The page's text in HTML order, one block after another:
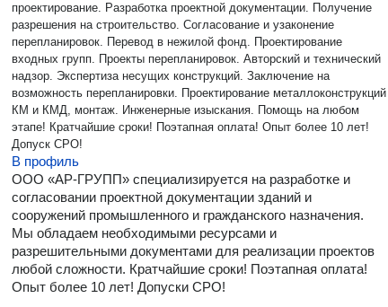
проектирование. Разработка проектной документации. Получение
разрешения на строительство. Согласование и узаконение
перепланировок. Перевод в нежилой фонд. Проектирование
входных групп. Проекты перепланировок. Авторский и технический
надзор. Экспертиза несущих конструкций. Заключение на
возможность перепланировки. Проектирование металлоконструкций
КМ и КМД, монтаж. Инженерные изыскания. Помощь на любом
этапе! Кратчайшие сроки! Поэтапная оплата! Опыт более 10 лет!
Допуск СРО!
В профиль
ООО «АР-ГРУПП» специализируется на разработке и
согласовании проектной документации зданий и
сооружений промышленного и гражданского назначения.
Мы обладаем необходимыми ресурсами и
разрешительными документами для реализации проектов
любой сложности. Кратчайшие сроки! Поэтапная оплата!
Опыт более 10 лет! Допуски СРО!